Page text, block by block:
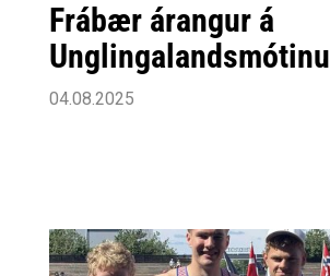
Frábær árangur á
Unglingalandsmótinu
04.08.2025